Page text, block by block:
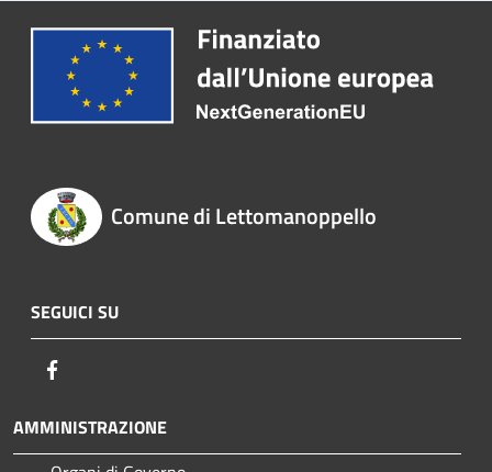
Comune di Lettomanoppello
SEGUICI SU
AMMINISTRAZIONE